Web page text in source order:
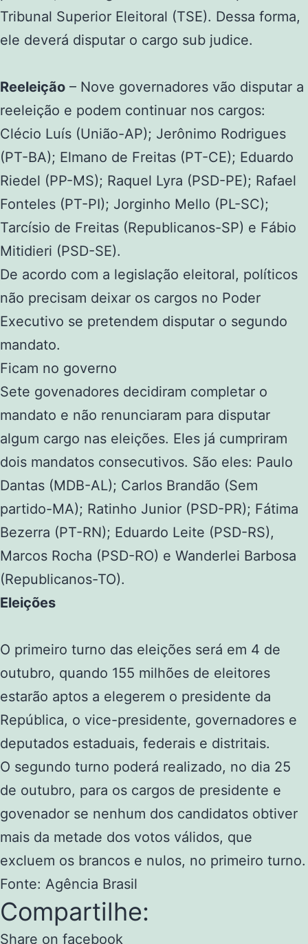
Tribunal Superior Eleitoral (TSE). Dessa forma,
ele deverá disputar o cargo sub judice.
Reeleição – Nove governadores vão disputar a
reeleição e podem continuar nos cargos:
Clécio Luís (União-AP); Jerônimo Rodrigues
(PT-BA); Elmano de Freitas (PT-CE); Eduardo
Riedel (PP-MS); Raquel Lyra (PSD-PE); Rafael
Fonteles (PT-PI); Jorginho Mello (PL-SC);
Tarcísio de Freitas (Republicanos-SP) e Fábio
Mitidieri (PSD-SE).
De acordo com a legislação eleitoral, políticos
não precisam deixar os cargos no Poder
Executivo se pretendem disputar o segundo
mandato.
Ficam no governo
Sete govenadores decidiram completar o
mandato e não renunciaram para disputar
algum cargo nas eleições. Eles já cumpriram
dois mandatos consecutivos. São eles: Paulo
Dantas (MDB-AL); Carlos Brandão (Sem
partido-MA); Ratinho Junior (PSD-PR); Fátima
Bezerra (PT-RN); Eduardo Leite (PSD-RS),
Marcos Rocha (PSD-RO) e Wanderlei Barbosa
(Republicanos-TO).
Eleições
O primeiro turno das eleições será em 4 de
outubro, quando 155 milhões de eleitores
estarão aptos a elegerem o presidente da
República, o vice-presidente, governadores e
deputados estaduais, federais e distritais.
O segundo turno poderá realizado, no dia 25
de outubro, para os cargos de presidente e
govenador se nenhum dos candidatos obtiver
mais da metade dos votos válidos, que
excluem os brancos e nulos, no primeiro turno.
Fonte: Agência Brasil
Compartilhe:
Share on facebook